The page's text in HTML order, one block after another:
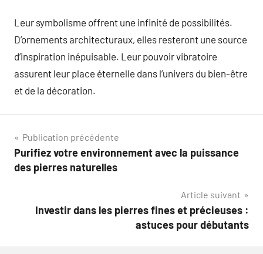
Leur symbolisme offrent une infinité de possibilités.
D’ornements architecturaux, elles resteront une source
d’inspiration inépuisable. Leur pouvoir vibratoire
assurent leur place éternelle dans l’univers du bien-être
et de la décoration.
Navigation
de
Publication précédente
Purifiez votre environnement avec la puissance
des pierres naturelles
Article suivant
Investir dans les pierres fines et précieuses :
astuces pour débutants